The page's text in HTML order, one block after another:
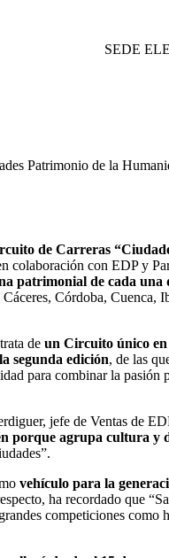
SEDE
Patrimonio de la
de Carreras
colaboración con EDP y
de cada una
Córdoba, Cuenca,
de un Circuito único en
segunda edición, de las
para combinar la
jefe de Ventas de
porque agrupa cultura
vehículo para la
ha recordado que
competiciones como